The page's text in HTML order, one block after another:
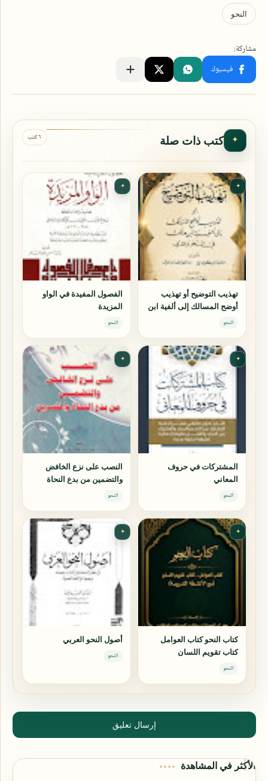
✦ كتب ذات صلة ٦ كتب
✦
تهذيب التوضيح أو تهذيب
أوضح المسالك إلى ألفية ابن
مالك
النحو
✦
الفصول المفيدة في الواو
المزيدة
النحو
✦
المشتركات في حروف
المعاني
النحو
✦
النصب على نزع الخافض
والتضمين من بدع النحاة
والمفسرين
النحو
✦
كتاب النحو كتاب العوامل
كتاب تقويم اللسان
النحو
✦
أصول النحو العربي
النحو
إرسال تعليق
الأكثر في المشاهدة